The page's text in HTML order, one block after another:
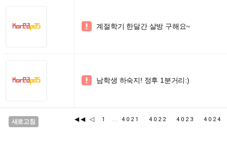
 계절학기 한달간 살방 구해요~
 남학생 하숙지! 정후 1분거리:)
새로고침 ◀◀ ◁ 1 .. 4021 4022 4023